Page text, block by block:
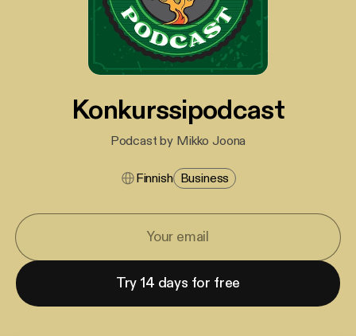
Konkurssipodcast
Podcast by Mikko Joona
Finnish Business
Try 14 days for free